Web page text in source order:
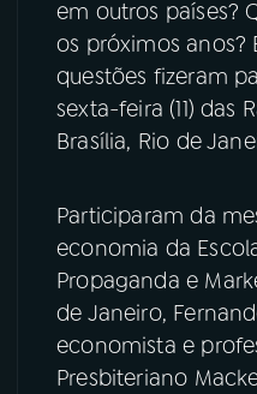
07ÚLTIMAS
FESTIVAL DE
ACOMPANHE A RÁDIO
YouTube
Instagram
TikTok
em outros países?
os próximos anos?
questões fizeram
sexta-feira (11) das
Brasília, Rio de
Participaram da
economia da
Propaganda e
de Janeiro,
economista e
Presbiteriano